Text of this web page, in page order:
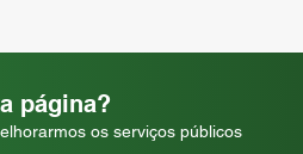
página?
os serviços públicos